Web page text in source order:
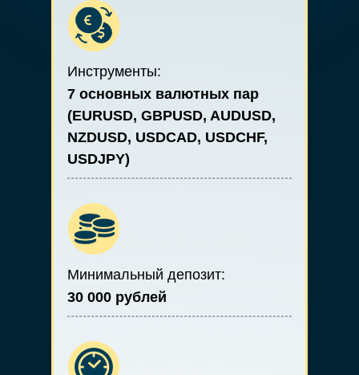
Инструменты:
7 основных валютных пар
(EURUSD, GBPUSD, AUDUSD,
NZDUSD, USDCAD, USDCHF,
USDJPY)
Минимальный депозит:
30 000 рублей